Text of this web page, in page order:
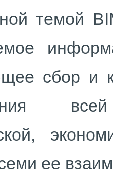
темой
сбор и
всей
ее